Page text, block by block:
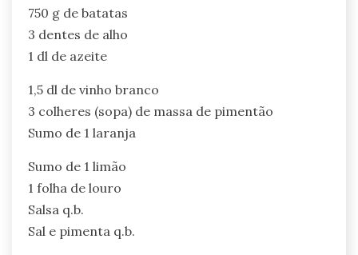
750 g de batatas
3 dentes de alho
1 dl de azeite
1,5 dl de vinho branco
3 colheres (sopa) de massa de pimentão
Sumo de 1 laranja
Sumo de 1 limão
1 folha de louro
Salsa q.b.
Sal e pimenta q.b.